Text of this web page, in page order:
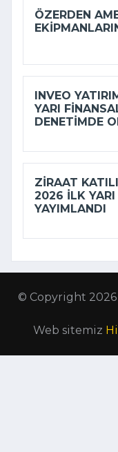
ÖZERDEN
INVEO
YARI
DENETIMDE
ZIRAAT
2026 ILK YARI
YAYIMLANDI
© Copyright 2026
Web sitemiz